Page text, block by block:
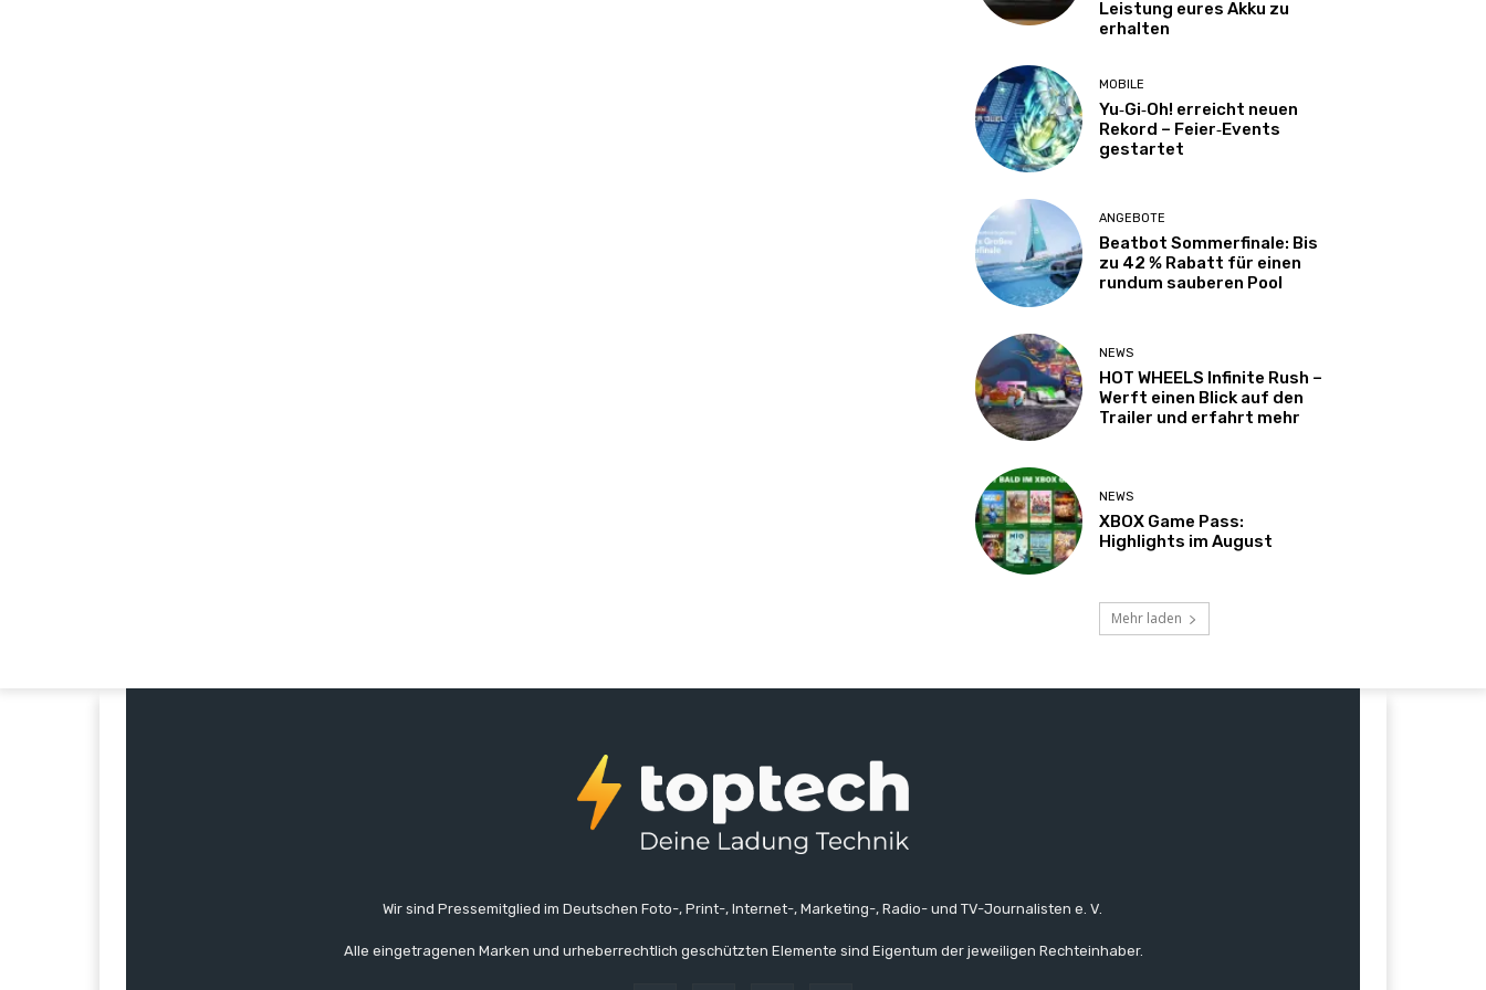
Leistung eures Akku zu
erhalten
MOBILE
Yu‑Gi‑Oh! erreicht neuen
Rekord – Feier‑Events
gestartet
ANGEBOTE
Beatbot Sommerfinale: Bis
zu 42 % Rabatt für einen
rundum sauberen Pool
NEWS
HOT WHEELS Infinite Rush –
Werft einen Blick auf den
Trailer und erfahrt mehr
NEWS
XBOX Game Pass:
Highlights im August
Mehr laden
Wir sind Pressemitglied im Deutschen Foto-, Print-, Internet-, Marketing-, Radio- und TV-Journalisten e. V.
Alle eingetragenen Marken und urheberrechtlich geschützten Elemente sind Eigentum der jeweiligen Rechteinhaber.